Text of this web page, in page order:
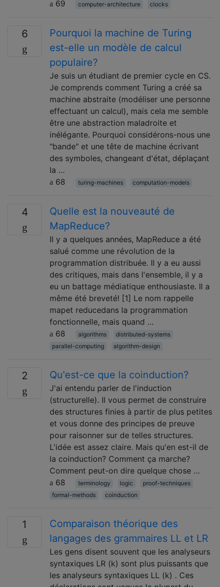
69
computer-architecture clocks
6
Pourquoi la machine de Turing
est-elle un modèle de calcul
populaire?
Je suis un étudiant de premier cycle en CS.
Je comprends comment Turing a créé sa
machine abstraite (modéliser une personne
effectuant un calcul), mais cela me semble
être une abstraction maladroite et
inélégante. Pourquoi considérons-nous une
"bande" et une tête de machine écrivant
des symboles, changeant d'état, déplaçant
la …
68
turing-machines computation-models
4
Quelle est la nouveauté de
MapReduce?
Il y a quelques années, MapReduce a été
salué comme une révolution de la
programmation distribuée. Il y a eu aussi
des critiques, mais dans l'ensemble, il y a
eu un battage médiatique enthousiaste. Il a
même été breveté! [1] Le nom rappelle
mapet reducedans la programmation
fonctionnelle, mais quand …
68
algorithms
distributed-systems
parallel-computing
algorithm-design
2 Qu'est-ce que la coinduction?
J'ai entendu parler de l'induction
(structurelle). Il vous permet de construire
des structures finies à partir de plus petites
et vous donne des principes de preuve
pour raisonner sur de telles structures.
L'idée est assez claire. Mais qu'en est-il de
la coinduction? Comment ça marche?
Comment peut-on dire quelque chose …
68
terminology logic
proof-techniques
formal-methods
coinduction
1
Comparaison théorique des
langages des grammaires LL et LR
Les gens disent souvent que les analyseurs
syntaxiques LR (k) sont plus puissants que
les analyseurs syntaxiques LL (k) . Ces